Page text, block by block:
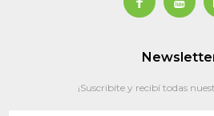
¡Suscribite y recibí todas